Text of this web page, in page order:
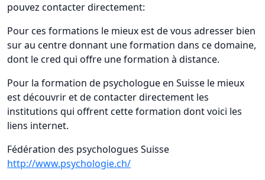
pouvez contacter directement:
Pour ces formations le mieux est de vous adresser bien
sur au centre donnant une formation dans ce domaine,
dont le cred qui offre une formation à distance.
Pour la formation de psychologue en Suisse le mieux
est découvrir et de contacter directement les
institutions qui offrent cette formation dont voici les
liens internet.
Fédération des psychologues Suisse
http://www.psychologie.ch/